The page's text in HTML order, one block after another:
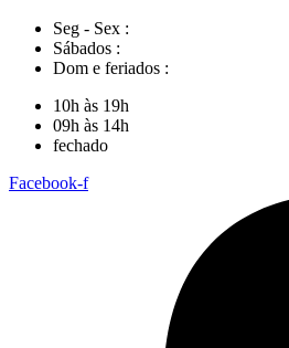
Seg - Sex :
Sábados :
Dom e feriados :
10h às 19h
09h às 14h
fechado
Facebook-f